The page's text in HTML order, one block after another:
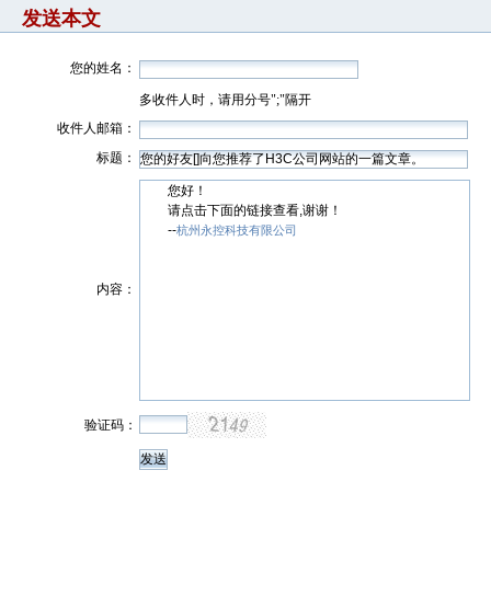
发送本文
您的姓名：
多收件人时，请用分号";"隔开
收件人邮箱：
标题：
内容：
您好！
请点击下面的链接查看,谢谢！
--杭州永控科技有限公司
验证码：